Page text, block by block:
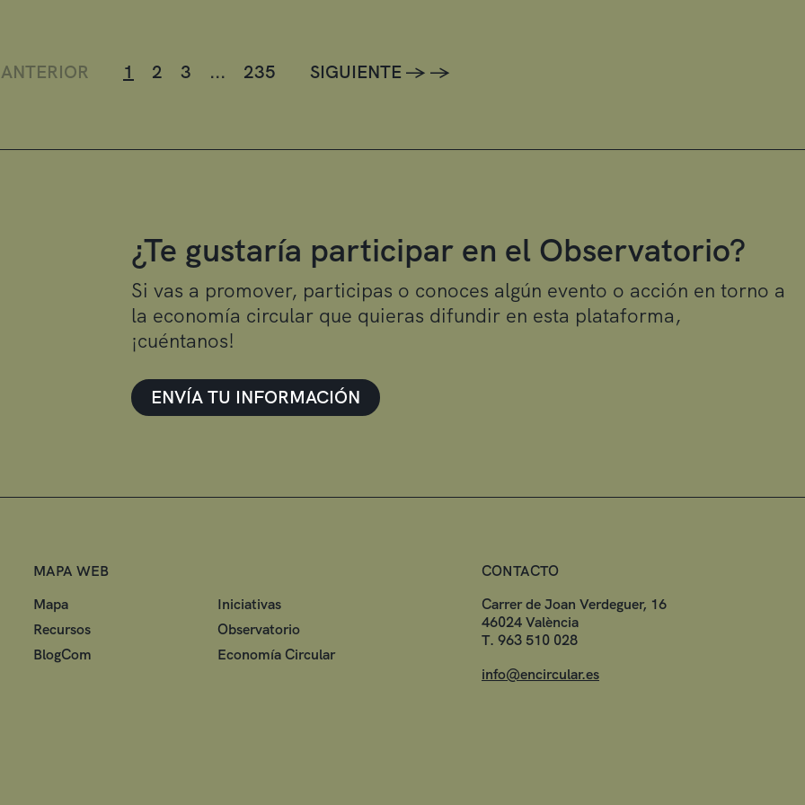
ANTERIOR 1 2 3 ... 235 SIGUIENTE -> ->
¿Te gustaría participar en el Observatorio?
Si vas a promover, participas o conoces algún evento o acción en torno a
la economía circular que quieras difundir en esta plataforma,
¡cuéntanos!
ENVÍA TU INFORMACIÓN
MAPA WEB
Mapa
Iniciativas
Recursos
Observatorio
BlogCom
Economía Circular
CONTACTO
Carrer de Joan Verdeguer, 16
46024 València
T. 963 510 028
info@encircular.es